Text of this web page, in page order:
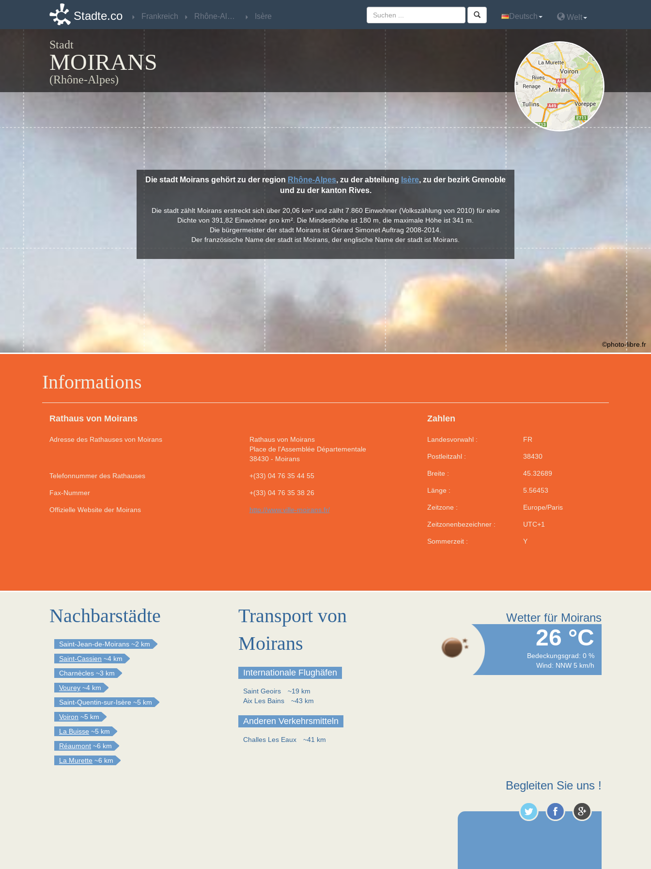
Stadte.co Frankreich Rhône-Alpes Isère Deutsch Welt
Stadt
MOIRANS
(Rhône-Alpes)
Informations
Rathaus von Moirans
Adresse des Rathauses von Moirans
Rathaus von Moirans
Place de l'Assemblée Départementale
38430- Moirans
Telefonnummer des Rathauses +(33) 04 76 35 44 55
Fax-Nummer +(33) 04 76 35 38 26
Offizielle Website der Moirans http://www.ville-moirans.fr/
Zahlen
Landesvorwahl : FR
Postleitzahl : 38430
Breite : 45.32689
Länge : 5.56453
Zeitzone : Europe/Paris
Zeitzonenbezeichner : UTC+1
Sommerzeit : Y
Die stadt Moirans gehört zu der region Rhône-Alpes, zu der abteilung Isère, zu der bezirk Grenoble
und zu der kanton Rives.
Die stadt zählt Moirans erstreckt sich über 20,06 km² und zälht 7.860 Einwohner (Volkszählung von 2010) für eine
Dichte von 391,82 Einwohner pro km². Die Mindesthöhe ist 180 m, die maximale Höhe ist 341 m.
Die bürgermeister der stadt Moirans ist Gérard Simonet Auftrag 2008-2014.
Der französische Name der stadt ist Moirans, der englische Name der stadt ist Moirans.
©photo-libre.fr
Nachbarstädte
Saint-Jean-de-Moirans ~2 km
Saint-Cassien ~4 km
Charnècles ~3 km
Vourey ~4 km
Saint-Quentin-sur-Isère ~5 km
Voiron ~5 km
La Buisse ~5 km
Réaumont ~6 km
La Murette ~6 km
Transport von
Moirans
Internationale Flughäfen
Saint Geoirs
~19 km
Aix Les Bains
~43 km
Anderen Verkehrsmitteln
Challes Les Eaux ~41 km
Wetter für Moirans
26 °C
Bedeckungsgrad: 0 %
Wind: NNW 5 km/h
Begleiten Sie uns !
Stadte.co Frankreich Rhône-Alpes Isère Deutsch Welt